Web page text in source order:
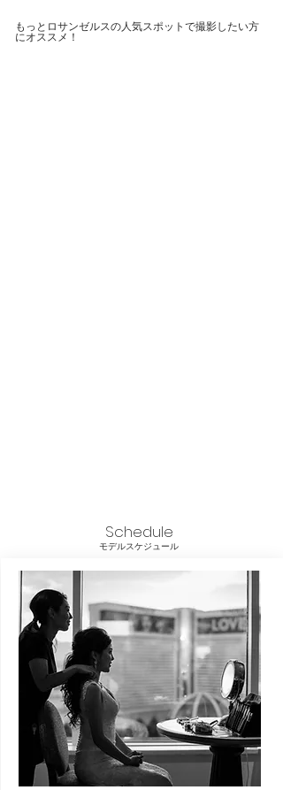
​もっとロサンゼルスの人気スポットで撮影したい方
にオススメ！
Schedule
​モデルスケジュール